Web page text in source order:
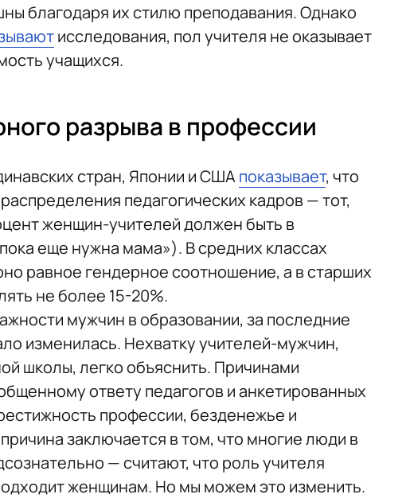
благодаря их стилю преподавания. Однако
исследования, пол учителя не оказывает
учащихся.
разрыва в профессии
стран, Японии и СШАпоказывает, что
педагогических кадров — тот,
женщин-учителей должен быть в
еще нужна мама»). В средних классах
равное гендерное соотношение, а в старших
не более 15-20%.
мужчин в образовании, за последние
изменилась. Нехватку учителей-мужчин,
школы, легко объяснить. Причинами
ответу педагогов и анкетированных
профессии, безденежье и
заключается в том, что многие люди в
— считают, что роль учителя
женщинам. Но мы можем это изменить.